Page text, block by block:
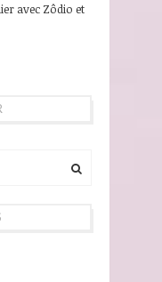
avec Zôdio et